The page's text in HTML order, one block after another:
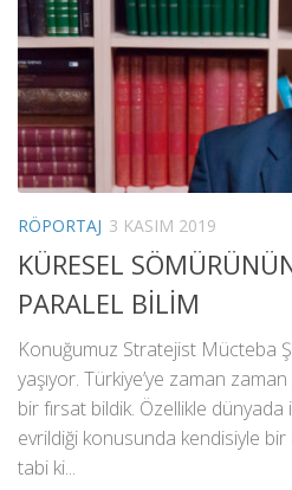
RÖPORTAJ 3 KASIM 2019
KÜRESEL
PARALEL BİLİM
Konuğumuz Stratejist Mücteba
yaşıyor. Türkiye’ye zaman
bir fırsat bildik. Özellikle
evrildiği konusunda kendisiyle bir
tabi ki...